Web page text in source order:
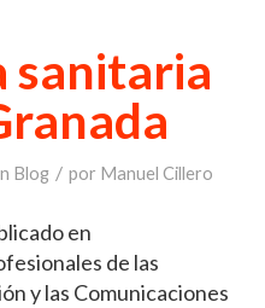
sanitaria
Blog / por Manuel Cillero
en
de las
y las Comunicaciones